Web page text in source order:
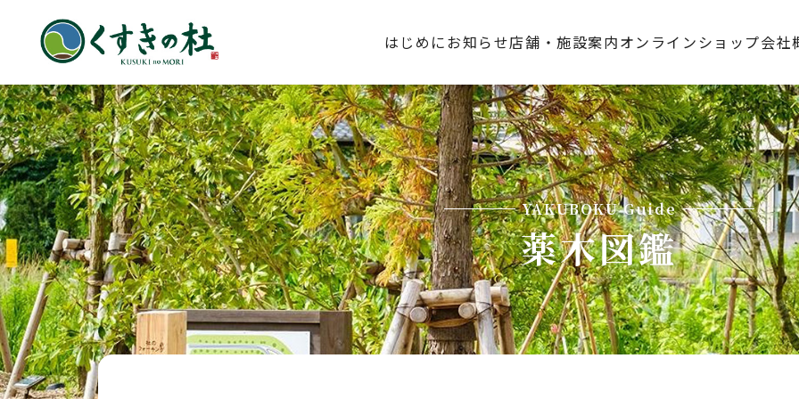
はじめにお知らせ店舗・施設案内オンラインショップ会社
YAKUBOKU Guide
薬木図鑑